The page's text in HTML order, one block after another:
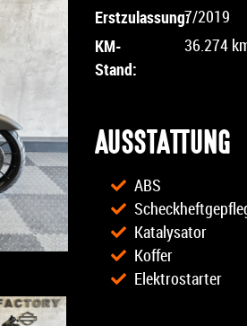
Erstzulassung:7/2019
KM-
Stand:
36.274
AUSSTATTUNG
ABS
Katalysator
Koffer
Elektrostarter